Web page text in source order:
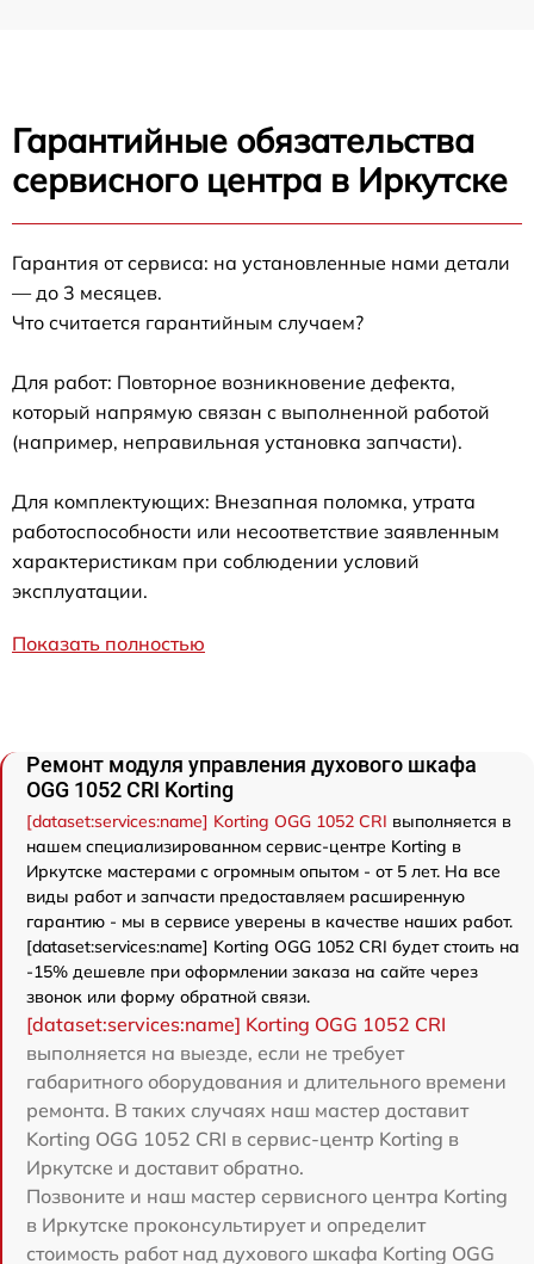
Гарантийные обязательства
сервисного центра в Иркутске
Гарантия от сервиса: на установленные нами детали
— до 3 месяцев.
Что считается гарантийным случаем?
Для работ: Повторное возникновение дефекта,
который напрямую связан с выполненной работой
(например, неправильная установка запчасти).
Для комплектующих: Внезапная поломка, утрата
работоспособности или несоответствие заявленным
характеристикам при соблюдении условий
эксплуатации.
Показать полностью
Ремонт модуля управления духового шкафа
OGG 1052 CRI Korting
[dataset:services:name] Korting OGG 1052 CRI выполняется в
нашем специализированном сервис-центре Korting в
Иркутске мастерами с огромным опытом - от 5 лет. На все
виды работ и запчасти предоставляем расширенную
гарантию - мы в сервисе уверены в качестве наших работ.
[dataset:services:name] Korting OGG 1052 CRI будет стоить на
-15% дешевле при оформлении заказа на сайте через
звонок или форму обратной связи.
[dataset:services:name] Korting OGG 1052 CRI
выполняется на выезде, если не требует
габаритного оборудования и длительного времени
ремонта. В таких случаях наш мастер доставит
Korting OGG 1052 CRI в сервис-центр Korting в
Иркутске и доставит обратно.
Позвоните и наш мастер сервисного центра Korting
в Иркутске проконсультирует и определит
стоимость работ над духового шкафа Korting OGG